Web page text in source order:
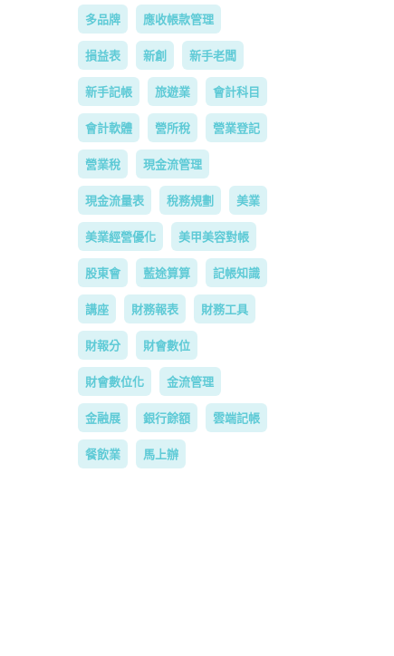
多品牌 應收帳款管理
損益表 新創 新手老闆
新手記帳 旅遊業 會計科目
會計軟體 營所稅 營業登記
營業稅 現金流管理
現金流量表 稅務規劃 美業
美業經營優化 美甲美容對帳
股東會 藍途算算 記帳知識
講座 財務報表 財務工具
財報分 財會數位
財會數位化 金流管理
金融展 銀行餘額 雲端記帳
餐飲業 馬上辦